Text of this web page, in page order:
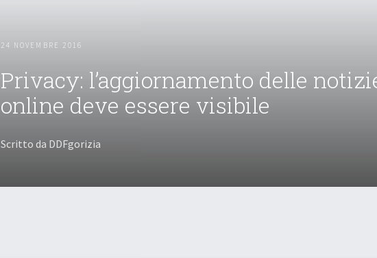
24 NOVEMBRE 2016
Privacy: l’aggiornamento delle
online deve essere visibile
Scritto da DDFgorizia